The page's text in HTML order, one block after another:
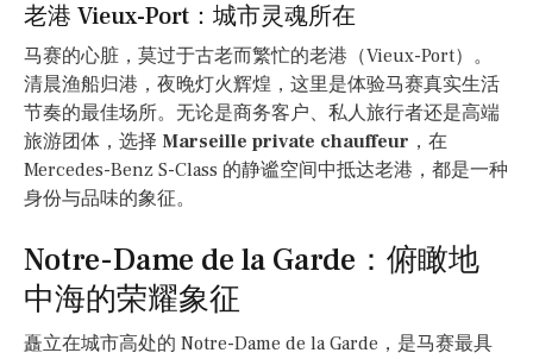
老港 Vieux-Port：城市灵魂所在
马赛的心脏，莫过于古老而繁忙的老港（Vieux-Port）。
清晨渔船归港，夜晚灯火辉煌，这里是体验马赛真实生活
节奏的最佳场所。无论是商务客户、私人旅行者还是高端
旅游团体，选择 Marseille private chauffeur ，在
Mercedes-Benz S-Class 的静谧空间中抵达老港，都是一种
身份与品味的象征。
Notre-Dame de la Garde：俯瞰地
中海的荣耀象征
矗立在城市高处的 Notre-Dame de la Garde，是马赛最具